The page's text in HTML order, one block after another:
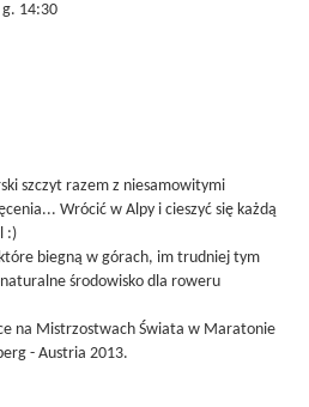
14:30
szczyt razem z niesamowitymi
Wrócić w Alpy i cieszyć się każdą
:)
biegną w górach, im trudniej tym
środowisko dla roweru
na Mistrzostwach Świata w Maratonie
- Austria 2013.